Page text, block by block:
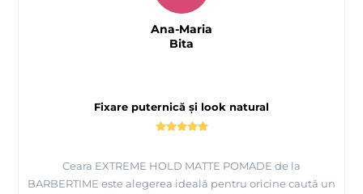
Fixare puternică și look natural
Ceara EXTREME HOLD MATTE POMADE de la
BARBERTIME este alegerea ideală pentru oricine caută un
Ana-Maria
Bita